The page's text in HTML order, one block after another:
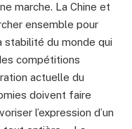
marche. La Chine et
ensemble pour
du monde qui
compétitions
actuelle du
doivent faire
l’expression d’un